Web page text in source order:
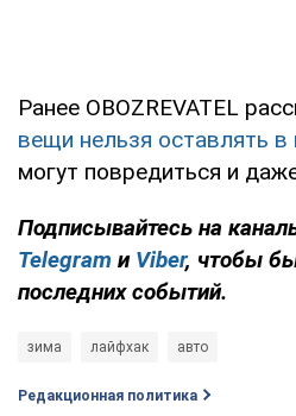
Ранее OBOZREVATEL
вещи нельзя оставлять
могут повредиться и
Подписывайтесь на
Telegram и Viber, чтобы
последних событий.
зима лайфхак авто
Редакционная политика